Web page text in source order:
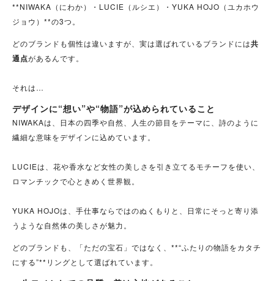
**NIWAKA（にわか）・LUCIE（ルシエ）・YUKA HOJO（ユカホウ
ジョウ）**の3つ。
どのブランドも個性は違いますが、実は選ばれているブランドには共
通点があるんです。
それは…
デザインに“想い”や“物語”が込められていること
NIWAKAは、日本の四季や自然、人生の節目をテーマに、詩のように
繊細な意味をデザインに込めています。
LUCIEは、花や香水など女性の美しさを引き立てるモチーフを使い、
ロマンチックで心ときめく世界観。
YUKA HOJOは、手仕事ならではのぬくもりと、日常にそっと寄り添
うような自然体の美しさが魅力。
どのブランドも、「ただの宝石」ではなく、**“ふたりの物語をカタチ
にする”**リングとして選ばれています。